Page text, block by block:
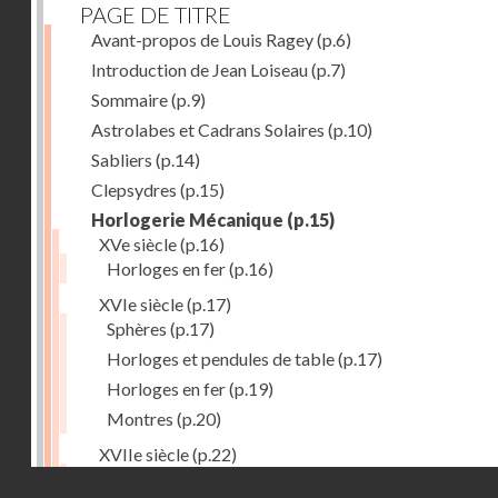
PAGE DE TITRE
Avant-propos de Louis Ragey(p.6)
Introduction de Jean Loiseau(p.7)
Sommaire(p.9)
Astrolabes et Cadrans Solaires (p.10)
Sabliers (p.14)
Clepsydres (p.15)
Horlogerie Mécanique (p.15)
XVe siècle(p.16)
Horloges en fer(p.16)
XVIe siècle(p.17)
Sphères (p.17)
Horloges et pendules de table(p.17)
Horloges en fer(p.19)
Montres (p.20)
XVIIe siècle(p.22)